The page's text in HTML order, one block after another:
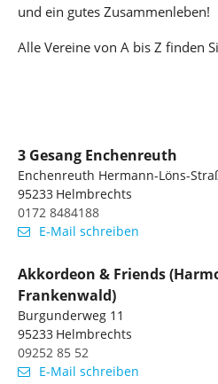
und ein gutes Zusammenleben!
Alle Vereine von A bis Z finden
3 Gesang Enchenreuth
Enchenreuth Hermann-Löns-
95233 Helmbrechts
0172 8484188
E-Mail schreiben
Akkordeon & Friends
Frankenwald)
Burgunderweg 11
95233 Helmbrechts
09252 85 52
E-Mail schreiben